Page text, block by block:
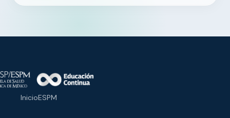
InicioESPM